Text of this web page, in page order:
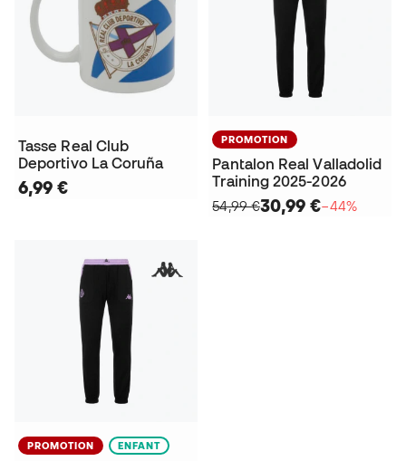
Tasse Real Club
Deportivo La Coruña
6,99 €
PROMOTION
Pantalon Real Valladolid
Training 2025-2026
54,99 €30,99 €−44%
PROMOTION ENFANT